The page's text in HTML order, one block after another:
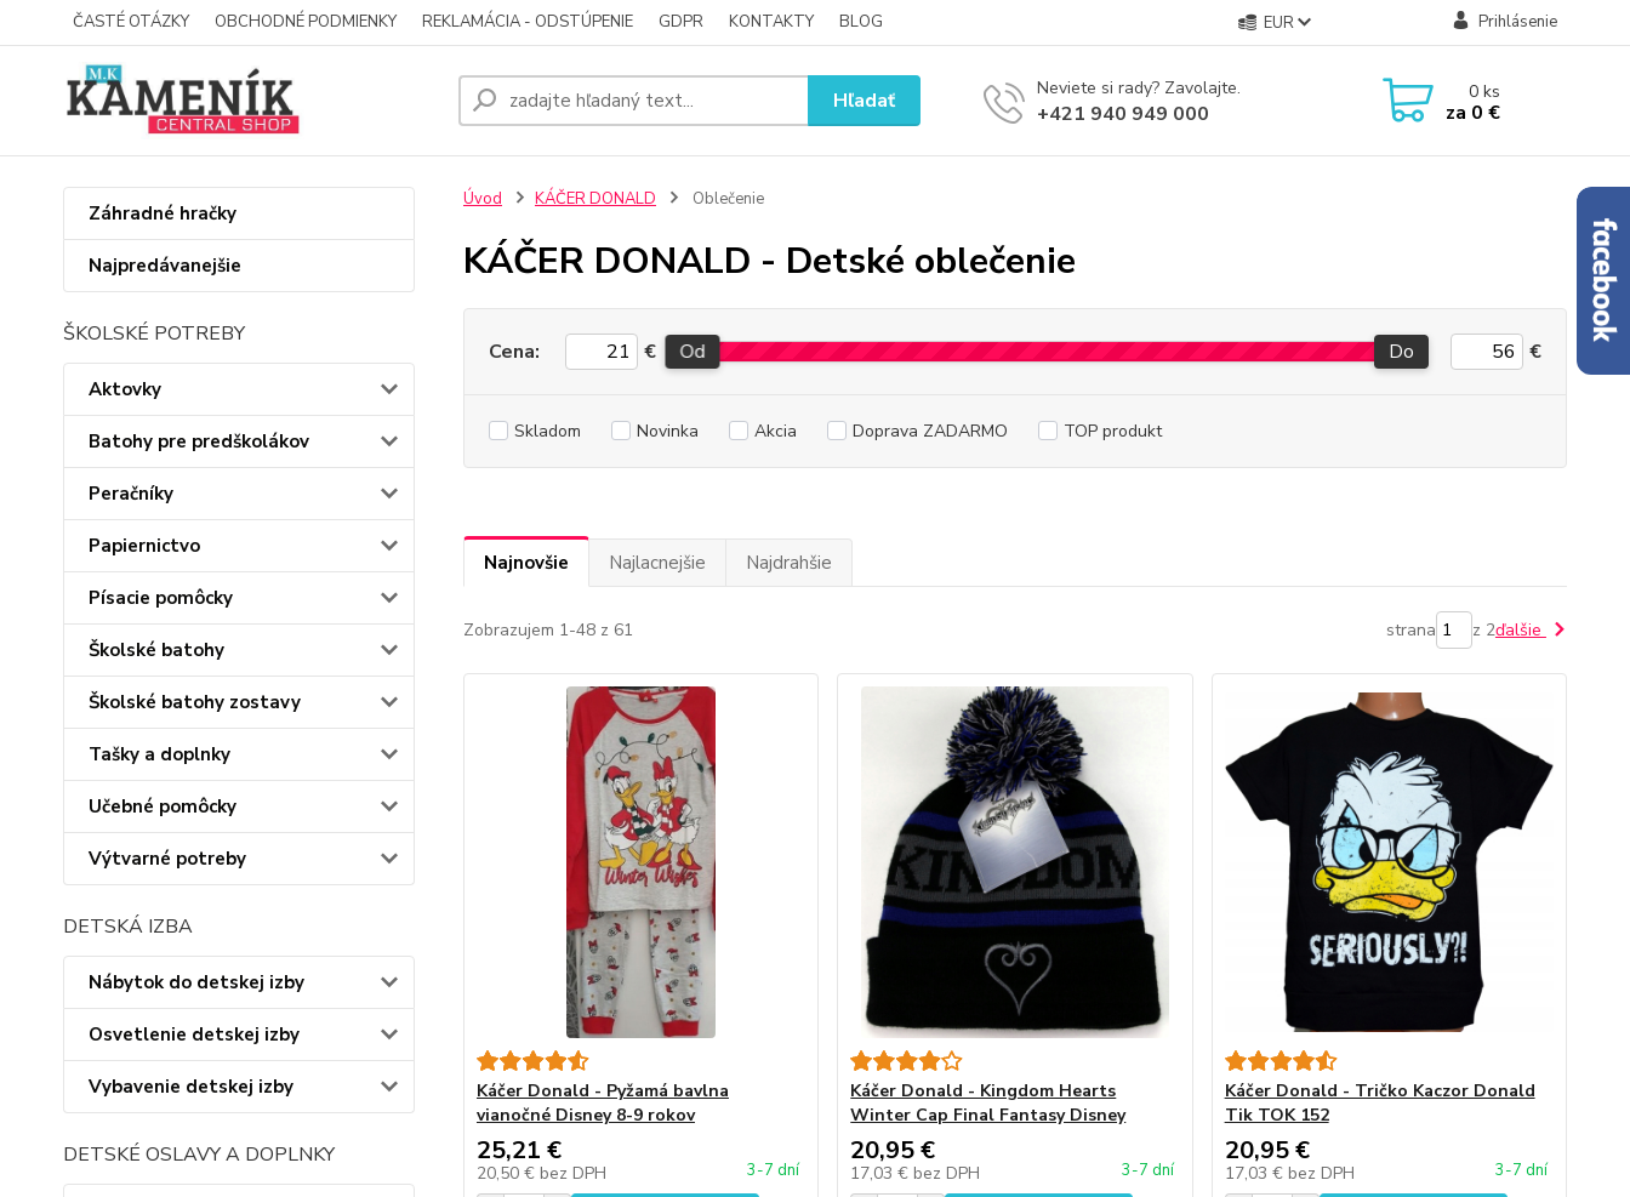
ČASTÉ OTÁZKY OBCHODNÉ PODMIENKY REKLAMÁCIA - ODSTÚPENIE GDPR KONTAKTY BLOG EUR Prihlásenie
Hľadať Neviete si rady? Zavolajte.
+421 940 949 000
0ks
za 0 €
Záhradné hračky
Najpredávanejšie
ŠKOLSKÉ POTREBY
Aktovky
Batohy pre predškolákov
Peračníky
Papiernictvo
Písacie pomôcky
Školské batohy
Školské batohy zostavy
Tašky a doplnky
Učebné pomôcky
Výtvarné potreby
DETSKÁ IZBA
Nábytok do detskej izby
Osvetlenie detskej izby
Vybavenie detskej izby
DETSKÉ OSLAVY A DOPLNKY
Úvod KÁČER DONALD Oblečenie
KÁČER DONALD - Detské oblečenie
Cena: € Od Do €
Skladom Novinka Akcia Doprava ZADARMO TOP produkt
Najnovšie Najlacnejšie Najdrahšie
Zobrazujem 1-48 z 61 strana z 2ďalšie
Káčer Donald - Pyžamá bavlna
vianočné Disney 8-9 rokov
25,21 €
20,50 € bez DPH 3-7 dní
Káčer Donald - Kingdom Hearts
Winter Cap Final Fantasy Disney
20,95 €
17,03 € bez DPH 3-7 dní
Káčer Donald - Tričko Kaczor Donald
Tik TOK 152
20,95 €
17,03 € bez DPH 3-7 dní